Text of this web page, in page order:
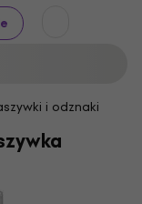
i odznaki